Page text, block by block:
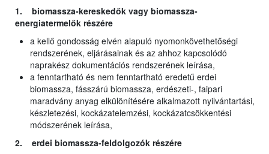
1. biomassza-kereskedők vagy biomassza-
energiatermelők részére
a kellő gondosság elvén alapuló nyomonkövethetőségi
rendszerének, eljárásainak és az ahhoz kapcsolódó
naprakész dokumentációs rendszerének leírása,
a fenntartható és nem fenntartható eredetű erdei
biomassza, fásszárú biomassza, erdészeti-, faipari
maradvány anyag elkülönítésére alkalmazott nyilvántartási,
készletezési, kockázatelemzési, kockázatcsökkentési
módszerének leírása,
2. erdei biomassza-feldolgozók részére